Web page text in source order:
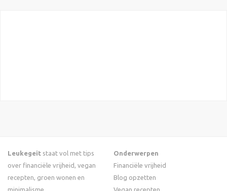
Leukegeit staat vol met tips
over financiële vrijheid, vegan
recepten, groen wonen en
minimalisme.
Onderwerpen
Financiële vrijheid
Blog opzetten
Vegan recepten